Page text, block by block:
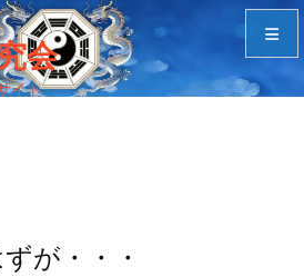
会
イト
が・・・